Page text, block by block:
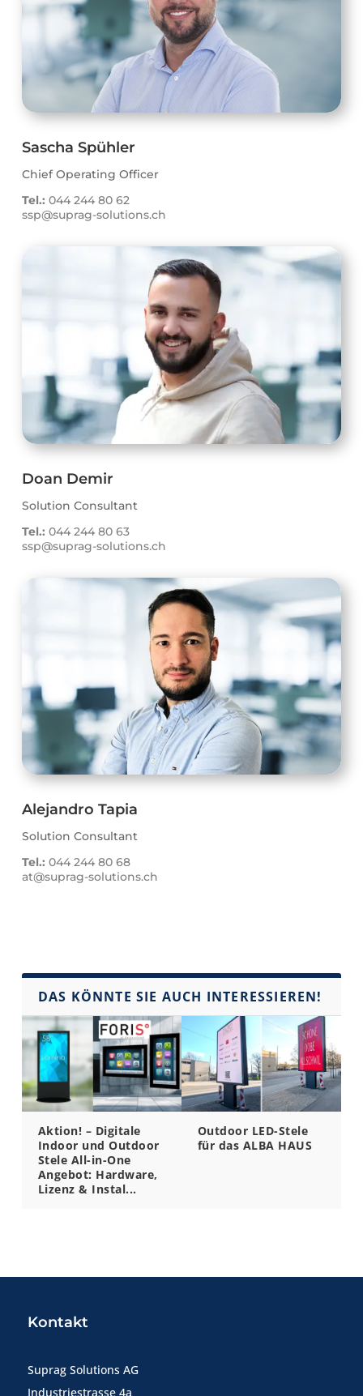
Sascha Spühler
Chief Operating Officer
Tel.: 044 244 80 62
ssp@suprag-solutions.ch
Doan Demir
Solution Consultant
Tel.: 044 244 80 63
ssp@suprag-solutions.ch
Alejandro Tapia
Solution Consultant
Tel.: 044 244 80 68
at@suprag-solutions.ch
DAS KÖNNTE SIE AUCH INTERESSIEREN!
Aktion! – Digitale
Indoor und Outdoor
Stele All-in-One
Angebot: Hardware,
Lizenz & Instal...
Outdoor LED-Stele
für das ALBA HAUS
Kontakt
Suprag Solutions AG
Industriestrasse 4a